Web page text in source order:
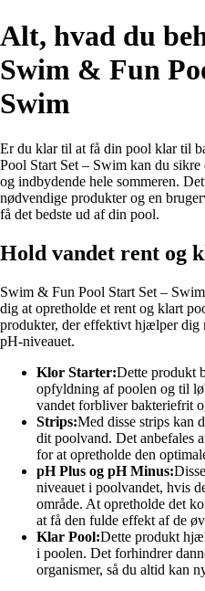
Alt, hvad du
Swim & Fun
Swim
Er du klar til at få din pool klar til
Pool Start Set – Swim kan du
og indbydende hele sommeren.
nødvendige produkter og en
få det bedste ud af din pool.
Hold vandet rent og
Swim & Fun Pool Start Set –
dig at opretholde et rent og klart
produkter, der effektivt hjælper dig
pH-niveauet.
Klor Starter:Dette produkt
opfyldning af poolen og til
vandet forbliver bakteriefrit
Strips:Med disse strips kan
dit poolvand. Det anbefales
for at opretholde den
pH Plus og pH Minus:
niveauet i poolvandet, hvis
område. At opretholde det
at få den fulde effekt af de
Klar Pool:Dette produkt
i poolen. Det forhindrer
organismer, så du altid kan